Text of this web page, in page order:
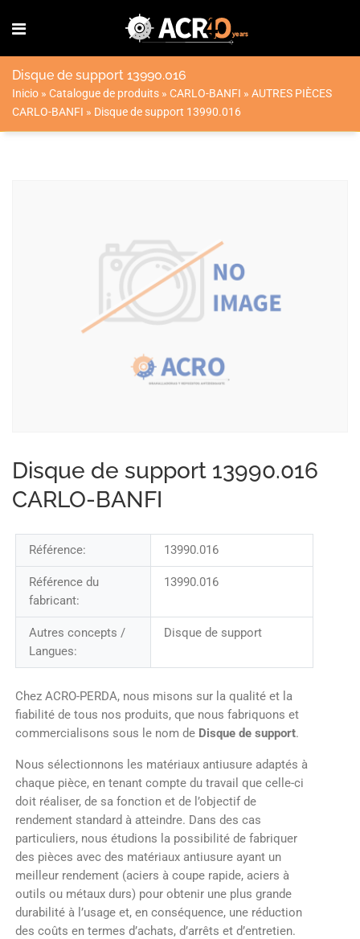
Disque de support 13990.016
Inicio » Catalogue de produits » CARLO-BANFI » AUTRES PIÈCES
CARLO-BANFI » Disque de support 13990.016
Disque de support 13990.016
CARLO-BANFI
Référence: 13990.016
Référence du
fabricant:
13990.016
Autres concepts /
Langues:
Disque de support
Chez ACRO-PERDA, nous misons sur la qualité et la
fiabilité de tous nos produits, que nous fabriquons et
commercialisons sous le nom de Disque de support.
Nous sélectionnons les matériaux antiusure adaptés à
chaque pièce, en tenant compte du travail que celle-ci
doit réaliser, de sa fonction et de l’objectif de
rendement standard à atteindre. Dans des cas
particuliers, nous étudions la possibilité de fabriquer
des pièces avec des matériaux antiusure ayant un
meilleur rendement (aciers à coupe rapide, aciers à
outils ou métaux durs) pour obtenir une plus grande
durabilité à l’usage et, en conséquence, une réduction
des coûts en termes d’achats, d’arrêts et d’entretien.